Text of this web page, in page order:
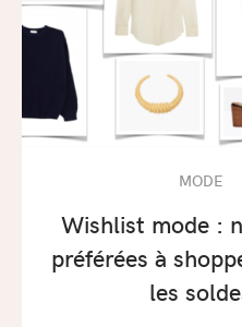
MODE
Wishlist mode :
préférées à
les